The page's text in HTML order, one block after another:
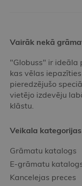
Vairāk nekā
"Globuss" ir ideāla
kas vēlas
pieredzējušo
vietējo izdevēju
klāstu.
Veikala kategorijas
Grāmatu katalogs
E-grāmatu
Kancelejas preces